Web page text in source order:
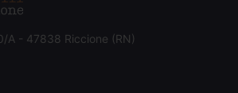
A - 47838 Riccione (RN)